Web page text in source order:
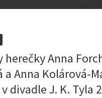
herečky Anna
a Anna Kolárová-
divadle J. K. Tyla